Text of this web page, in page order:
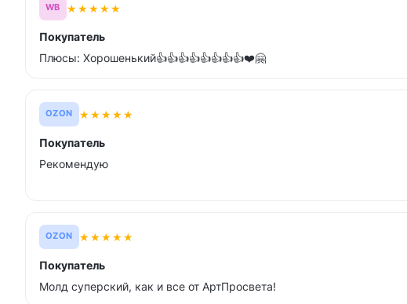
WB ★★★★★
Покупатель
Плюсы: Хорошенький👍👍👍👍👍👍👍👍❤️🤗
OZON ★★★★★
Покупатель
Рекомендую
OZON ★★★★★
Покупатель
Молд суперский, как и все от АртПросвета!